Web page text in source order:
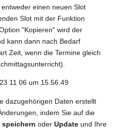
einen neuen Slot
Slot mit der Funktion
"Kopieren" wird der
kann dann nach Bedarf
Zeit, wenn die Termine gleich
dazugehörigen Daten erstellt
indem Sie auf die
oder Update und Ihre